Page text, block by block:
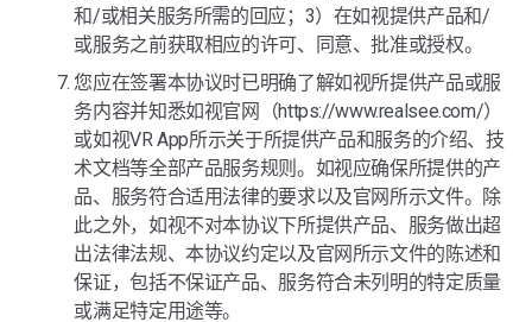
和/或相关服务所需的回应；3）在如视提供产品和/
或服务之前获取相应的许可、同意、批准或授权。
您应在签署本协议时已明确了解如视所提供产品或服
务内容并知悉如视官网（https://www.realsee.com/）
或如视VR App所示关于所提供产品和服务的介绍、技
术文档等全部产品服务规则。如视应确保所提供的产
品、服务符合适用法律的要求以及官网所示文件。除
此之外，如视不对本协议下所提供产品、服务做出超
出法律法规、本协议约定以及官网所示文件的陈述和
保证，包括不保证产品、服务符合未列明的特定质量
或满足特定用途等。